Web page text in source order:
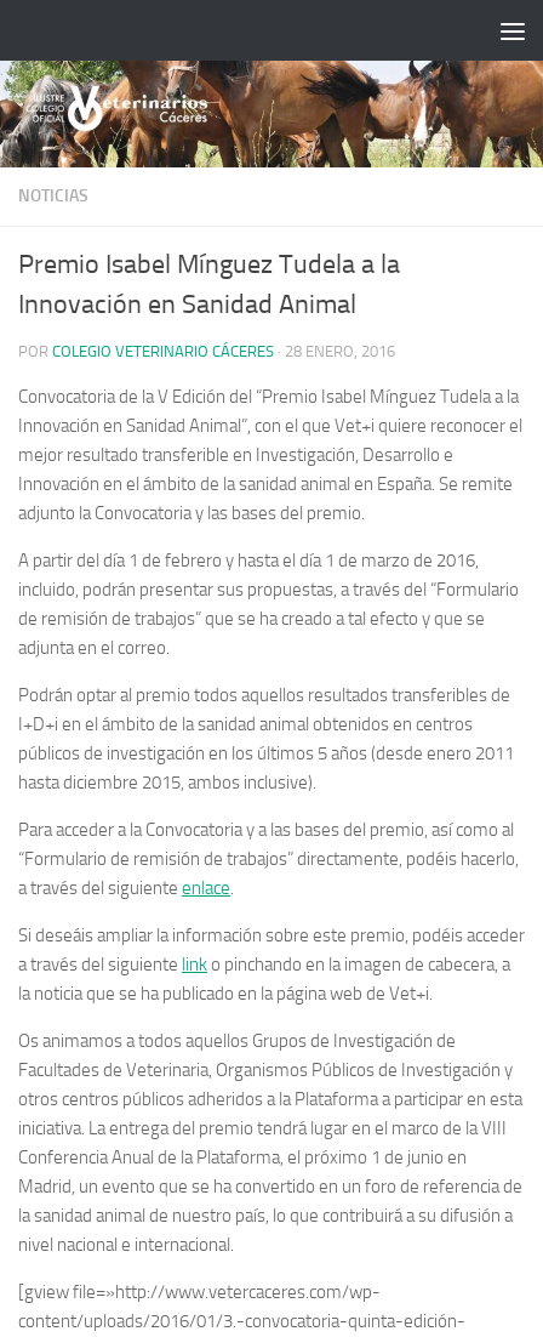
NOTICIAS
Premio Isabel Mínguez Tudela a la
Innovación en Sanidad Animal
POR COLEGIO VETERINARIO CÁCERES · 28 ENERO, 2016
Convocatoria de la V Edición del “Premio Isabel Mínguez Tudela a la
Innovación en Sanidad Animal”, con el que Vet+i quiere reconocer el
mejor resultado transferible en Investigación, Desarrollo e
Innovación en el ámbito de la sanidad animal en España. Se remite
adjunto la Convocatoria y las bases del premio.
A partir del día 1 de febrero y hasta el día 1 de marzo de 2016
incluido, podrán presentar sus propuestas, a través del “Formulario
de remisión de trabajos” que se ha creado a tal efecto y que se
adjunta en el correo.
Podrán optar al premio todos aquellos resultados transferibles de
I+D+i en el ámbito de la sanidad animal obtenidos en centros
públicos de investigación en los últimos 5 años (desde enero 2011
hasta diciembre 2015, ambos inclusive).
Para acceder a la Convocatoria y a las bases del premio, así como al
“Formulario de remisión de trabajos” directamente, podéis hacerlo,
a través del siguiente enlace
Si deseáis ampliar la información sobre este premio, podéis acceder
a través del siguiente linko pinchando en la imagen de cabecera, a
la noticia que se ha publicado en la página web de Vet+i.
Os animamos a todos aquellos Grupos de Investigación de
Facultades de Veterinaria, Organismos Públicos de Investigación y
otros centros públicos adheridos a la Plataforma a participar en esta
iniciativa. La entrega del premio tendrá lugar en el marco de laVIII
Conferencia Anual de la Plataforma, el próximo 1 de junio en
Madrid , un evento que se ha convertido en un foro de referencia de
la sanidad animal de nuestro país, lo que contribuirá a su difusión a
nivel nacional e internacional.
[gview file=»http://www.vetercaceres.com/wp-
content/uploads/2016/01/3.-convocatoria-quinta-edición-